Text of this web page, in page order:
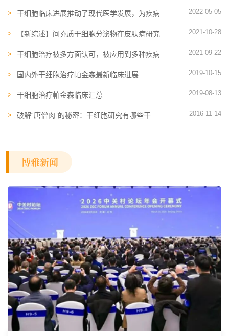
干细胞临床进展推动了现代医学发展，为疾病
2022-05-05
【新综述】间充质干细胞分泌物在皮肤病研究
2021-10-28
干细胞治疗被多方面认可，被应用到多种疾病
2021-09-22
国内外干细胞治疗帕金森最新临床进展 2019-10-15
干细胞治疗帕金森临床汇总 2019-08-13
破解“唐僧肉”的秘密：干细胞研究有哪些干
2016-11-14
博雅新闻